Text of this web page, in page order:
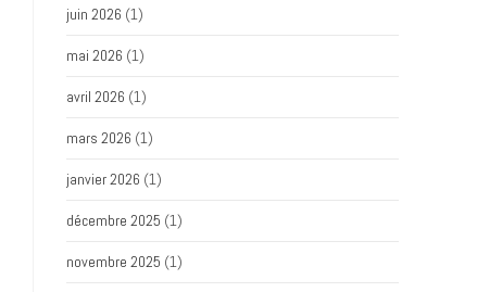
juin 2026 (1)
mai 2026 (1)
avril 2026 (1)
mars 2026 (1)
janvier 2026 (1)
décembre 2025 (1)
novembre 2025 (1)